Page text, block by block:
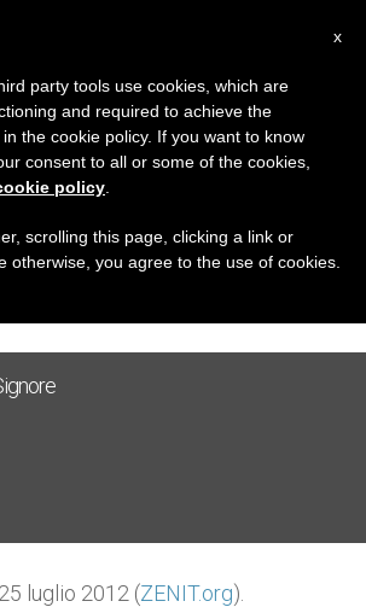
25th, 2012
luglio 2012 (ZENIT.org).
x
party tools use cookies, which are
and required to achieve the
the cookie policy. If you want to know
consent to all or some of the cookies,
policy
scrolling this page, clicking a link or
otherwise, you agree to the use of cookies.